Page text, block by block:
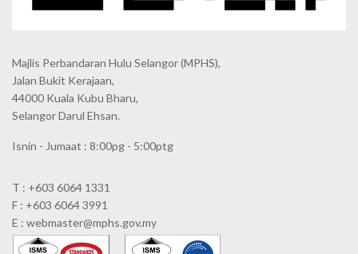
Majlis Perbandaran Hulu Selangor (MPHS),
Jalan Bukit Kerajaan,
44000 Kuala Kubu Bharu,
Selangor Darul Ehsan.
Isnin - Jumaat : 8:00pg - 5:00ptg
T : +603 6064 1331
F : +603 6064 3991
E : webmaster@mphs.gov.my